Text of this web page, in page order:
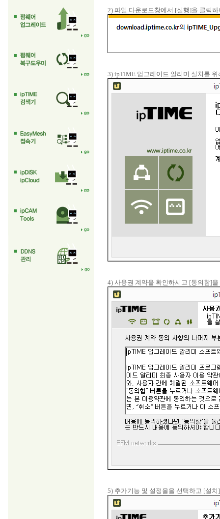
2) 파일 다운로드창에서 [실행]을 클릭
3) ipTIME 업그레이드 알리미 설치를
4) 사용권 계약을 확인하시고 [동의함]
5) 추가기능 및 설정을을 선택하고 [설